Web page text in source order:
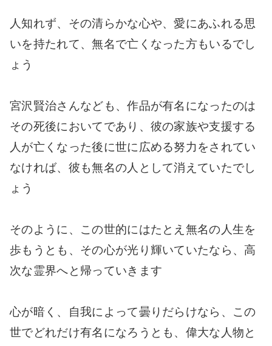
人知れず、その清らかな心や、愛にあふれる思
いを持たれて、無名で亡くなった方もいるでし
ょう
宮沢賢治さんなども、作品が有名になったのは
その死後においてであり、彼の家族や支援する
人が亡くなった後に世に広める努力をされてい
なければ、彼も無名の人として消えていたでし
ょう
そのように、この世的にはたとえ無名の人生を
歩もうとも、その心が光り輝いていたなら、高
次な霊界へと帰っていきます
心が暗く、自我によって曇りだらけなら、この
世でどれだけ有名になろうとも、偉大な人物と